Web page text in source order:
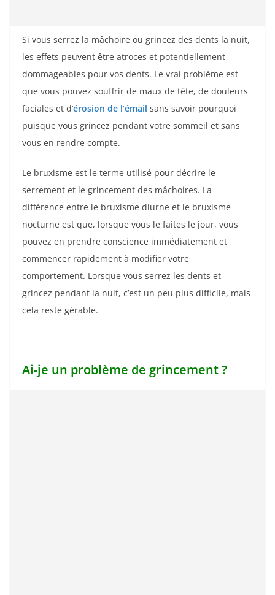
Si vous serrez la mâchoire ou grincez des dents la nuit,
les effets peuvent être atroces et potentiellement
dommageables pour vos dents. Le vrai problème est
que vous pouvez souffrir de maux de tête, de douleurs
faciales et d’érosion de l’émail sans savoir pourquoi
puisque vous grincez pendant votre sommeil et sans
vous en rendre compte.
Le bruxisme est le terme utilisé pour décrire le
serrement et le grincement des mâchoires. La
différence entre le bruxisme diurne et le bruxisme
nocturne est que, lorsque vous le faites le jour, vous
pouvez en prendre conscience immédiatement et
commencer rapidement à modifier votre
comportement. Lorsque vous serrez les dents et
grincez pendant la nuit, c’est un peu plus difficile, mais
cela reste gérable.
Ai-je un problème de grincement ?